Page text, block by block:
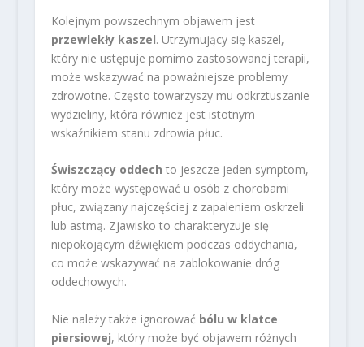
Kolejnym powszechnym objawem jest
przewlekły kaszel. Utrzymujący się kaszel,
który nie ustępuje pomimo zastosowanej terapii,
może wskazywać na poważniejsze problemy
zdrowotne. Często towarzyszy mu odkrztuszanie
wydzieliny, która również jest istotnym
wskaźnikiem stanu zdrowia płuc.
Świszczący oddech to jeszcze jeden symptom,
który może występować u osób z chorobami
płuc, związany najczęściej z zapaleniem oskrzeli
lub astmą. Zjawisko to charakteryzuje się
niepokojącym dźwiękiem podczas oddychania,
co może wskazywać na zablokowanie dróg
oddechowych.
Nie należy także ignorować bólu w klatce
piersiowej, który może być objawem różnych